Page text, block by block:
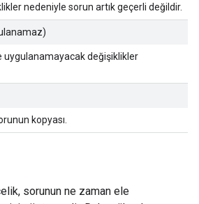
nedeniyle sorun artık geçerli değildir.
uygulanamayacak değişiklikler
kopyası.
sorunun ne zaman ele